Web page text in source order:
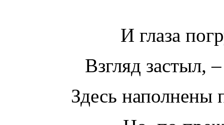
И глаза
Взгляд застыл,
Здесь наполнены